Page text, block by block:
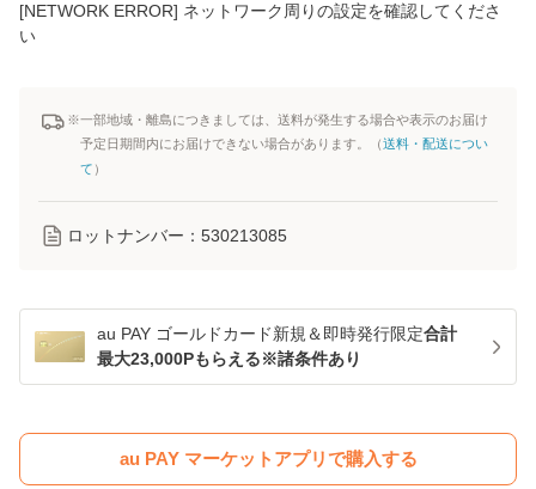
[NETWORK ERROR] ネットワーク周りの設定を確認してくださ
い
※一部地域・離島につきましては、送料が発生する場合や表示のお届け
予定日期間内にお届けできない場合があります。（送料・配送につい
て ）
ロットナンバー： 530213085
au PAY ゴールドカード新規＆即時発行限定合計
最大23,000Pもらえる※諸条件あり
au PAY マーケットアプリで購入する